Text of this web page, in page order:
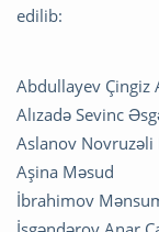
edilib:
Abdullayev Çingiz
Alızadə Sevinc
Aslanov Novruzəli
Aşina Məsud
İbrahimov